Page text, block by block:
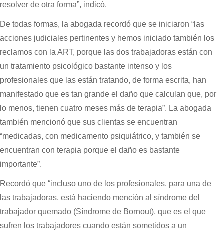
resolver de otra forma”, indicó.
De todas formas, la abogada recordó que se iniciaron “las
acciones judiciales pertinentes y hemos iniciado también los
reclamos con la ART, porque las dos trabajadoras están con
un tratamiento psicológico bastante intenso y los
profesionales que las están tratando, de forma escrita, han
manifestado que es tan grande el daño que calculan que, por
lo menos, tienen cuatro meses más de terapia”. La abogada
también mencionó que sus clientas se encuentran
“medicadas, con medicamento psiquiátrico, y también se
encuentran con terapia porque el daño es bastante
importante”.
Recordó que “incluso uno de los profesionales, para una de
las trabajadoras, está haciendo mención al síndrome del
trabajador quemado (Síndrome de Bornout), que es el que
sufren los trabajadores cuando están sometidos a un